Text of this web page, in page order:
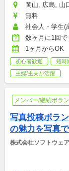
岡山, 広島, 山
無料
社会人・学生(
数ヶ月に1回で
1ヶ月からOK
初心者歓迎 短時
主婦/主夫が活躍
メンバー/継続ボラ
写真投稿ボラ
の魅力を写真で
株式会社ソフトウェ